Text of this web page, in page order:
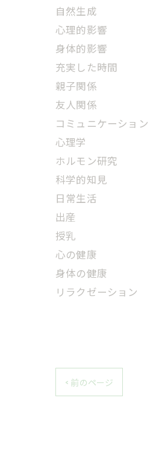
自然生成
心理的影響
身体的影響
充実した時間
親子関係
友人関係
コミュニケーション
心理学
ホルモン研究
科学的知見
日常生活
出産
授乳
心の健康
身体の健康
リラクゼーション
< 前のページ